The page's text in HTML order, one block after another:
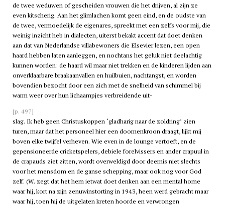
de twee weduwen of gescheiden vrouwen die het drijven, al zijn ze
even kitscherig. Aan het glimlachen komt geen eind, en de oudste van
de twee, vermoedelijk de eigenares, spreekt met een zelfs voor mij, die
weinig inzicht heb in dialecten, uiterst bekakt accent dat doet denken
aan dat van Nederlandse villabewoners die Elsevier lezen, een open
haard hebben laten aanleggen, en nochtans het geluk niet deelachtig
kunnen worden: de haard wil maar niet trekken en de kinderen lijden aan
onverklaarbare braakaanvallen en huilbuien, nachtangst, en worden
bovendien bezocht door een zich met de snelheid van schimmel bij
warm weer over hun lichaampjes verbreidende uit-
[p. 497]
slag. Ik heb geen Christuskoppen ‘gladharig naar de zoldring’ zien
turen, maar dat het personeel hier een doornenkroon draagt, lijkt mij
boven elke twijfel verheven. Wie even in de lounge vertoeft, en de
gepensioneerde cricketspelers, debiele forelvissers en ander crapuul in
de crapauds ziet zitten, wordt overweldigd door deernis niet slechts
voor het mensdom en de ganse schepping, maar ook nog voor God
zelf. (W. zegt dat het hem ietwat doet denken aan een mental home
waar hij, kort na zijn zenuwinstorting in 1943, heen werd gebracht maar
waar hij, toen hij de uitgelaten kreten hoorde en verwrongen